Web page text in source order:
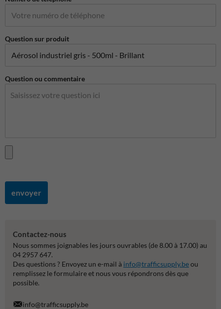
Question sur produit
Question ou commentaire
envoyer
Contactez-nous
Nous sommes joignables les jours ouvrables (de 8.00 à 17.00) au
04 2957 647.
Des questions ? Envoyez un e-mail à info@trafficsupply.beou
remplissez le formulaire et nous vous répondrons dès que
possible.
info@trafficsupply.be